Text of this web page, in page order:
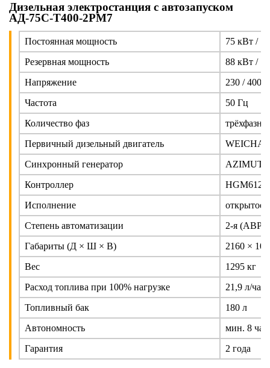
Дизельная электростанция с автозапуском
АД-75С-Т400-2РМ7
Постоянная мощность
75 кВт /
Резервная мощность
88 кВт /
Напряжение
230 / 400 В
Частота
50 Гц
Количество фаз
трёхфазная
Первичный дизельный двигатель
WEICHAI
Синхронный генератор
AZIMUT
Контроллер
HGM6120
Исполнение
открытое
Степень автоматизации
2-я (АВР)
Габариты (Д × Ш × В)
2160 ×
Вес
1295 кг
Расход топлива при 100% нагрузке
21,9 л/час
Топливный бак
180 л
Автономность
мин. 8
Гарантия
2 года